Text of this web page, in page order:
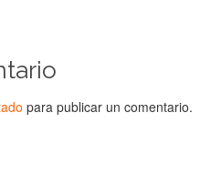
para publicar un comentario.